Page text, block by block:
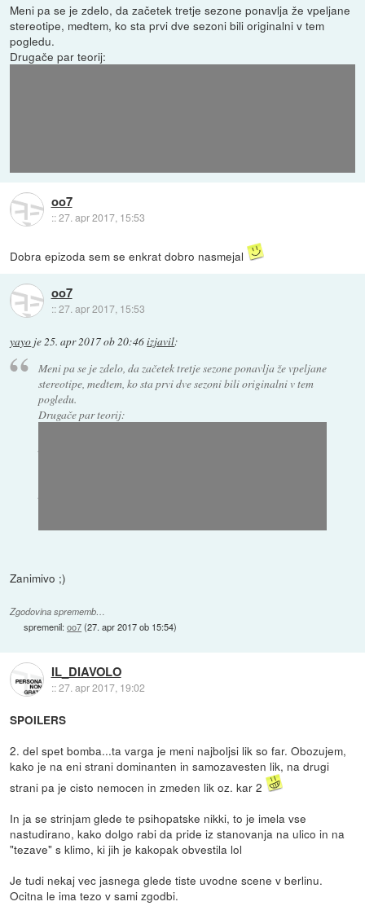
Meni pa se je zdelo, da začetek tretje sezone ponavlja že vpeljane
stereotipe, medtem, ko sta prvi dve sezoni bili originalni v tem
pogledu.
Drugače par teorij:
oo7
::27. apr 2017, 15:53
Dobra epizoda sem se enkrat dobro nasmejal
oo7
::27. apr 2017, 15:53
yayo je25. apr 2017 ob 20:46izjavil:
Meni pa se je zdelo, da začetek tretje sezone ponavlja že vpeljane
stereotipe, medtem, ko sta prvi dve sezoni bili originalni v tem
pogledu.
Drugače par teorij:
Zanimivo ;)
Zgodovina sprememb…
spremenil:oo7(27. apr 2017 ob 15:54)
IL_DIAVOLO
::27. apr 2017, 19:02
SPOILERS
2. del spet bomba...ta varga je meni najboljsi lik so far. Obozujem,
kako je na eni strani dominanten in samozavesten lik, na drugi
strani pa je cisto nemocen in zmeden lik oz. kar 2
In ja se strinjam glede te psihopatske nikki, to je imela vse
nastudirano, kako dolgo rabi da pride iz stanovanja na ulico in na
"tezave" s klimo, ki jih je kakopak obvestila lol
Je tudi nekaj vec jasnega glede tiste uvodne scene v berlinu.
Ocitna le ima tezo v sami zgodbi.